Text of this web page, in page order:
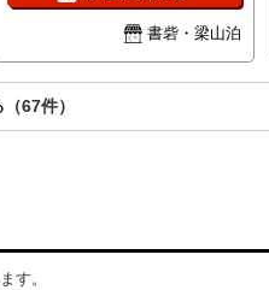
書砦・梁山泊
67件）
す。